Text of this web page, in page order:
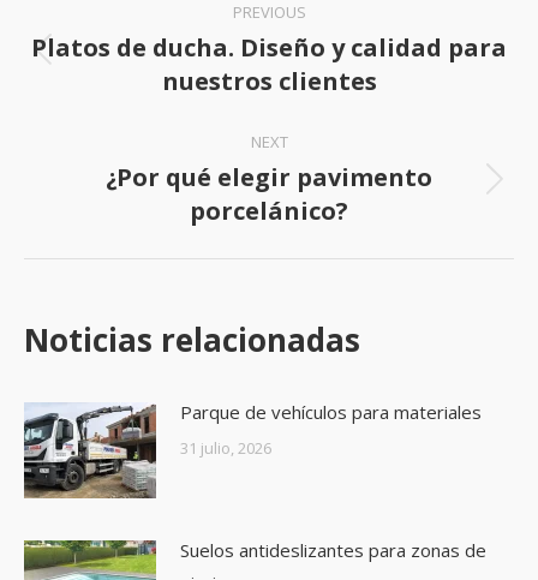
navigationPREVIOUS
Previous
post:
Platos de ducha. Diseño y calidad para
nuestros clientes
NEXT
Next
post:
¿Por qué elegir pavimento
porcelánico?
Noticias relacionadas
Parque de vehículos para materiales
31 julio, 2026
Suelos antideslizantes para zonas de